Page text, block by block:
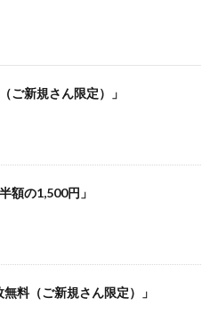
ご新規さん限定）」
額の1,500円」
料（ご新規さん限定）」